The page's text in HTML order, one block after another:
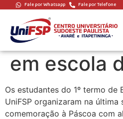
Fale por Whatsapp Fale por Telefone
Educação
“Gincana
em escola
Os estudantes do 1º termo de
UniFSP organizaram na última
comemoração à Páscoa com